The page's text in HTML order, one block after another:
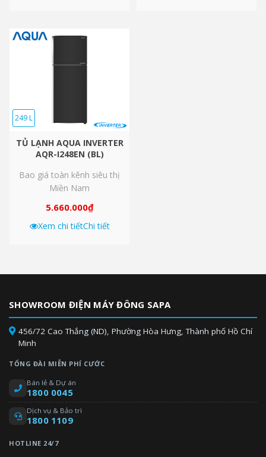
249 L
TỦ LẠNH AQUA INVERTER
AQR-I248EN (BL)
Bao giá toàn kênh siêu thị
Miền Nam
5.660.000₫
Xem chi tiếtChi tiết
SHOWROOM ĐIỆN MÁY ĐÔNG SAPA
456/72 Cao Thắng (ND), Phường Hòa Hưng, Thành phố Hồ Chí
Minh
TỔNG ĐÀI MIỄN PHÍ CƯỚC
Bán lẻ & Dự án
1800 0045
Dịch vụ & Bảo trì
1800 1109
HOTLINE 24/7